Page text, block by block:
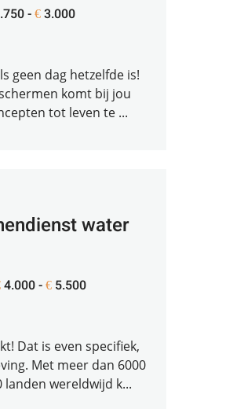
- € 3.000
geen dag hetzelfde is!
komt bij jou
tot leven te ...
water
4.000 - € 5.500
Dat is even specifiek,
Met meer dan 6000
wereldwijd k...